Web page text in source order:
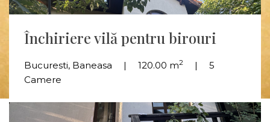
Închiriere vilă pentru birouri
Bucuresti, Baneasa 120.00 m2
5
Camere